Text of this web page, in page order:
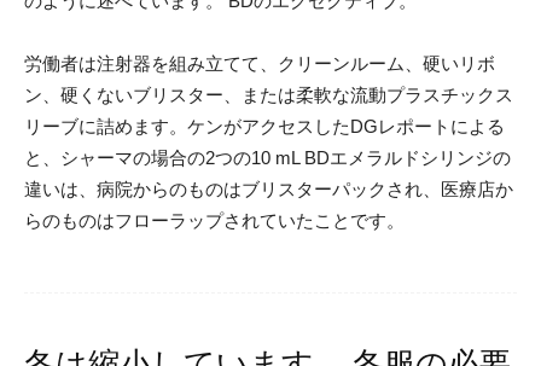
労働者は注射器を組み立てて、クリーンルーム、硬いリボ
ン、硬くないブリスター、または柔軟な流動プラスチックス
リーブに詰めます。ケンがアクセスしたDGレポートによる
と、シャーマの場合の2つの10 mL BDエメラルドシリンジの
違いは、病院からのものはブリスターパックされ、医療店か
らのものはフローラップされていたことです。